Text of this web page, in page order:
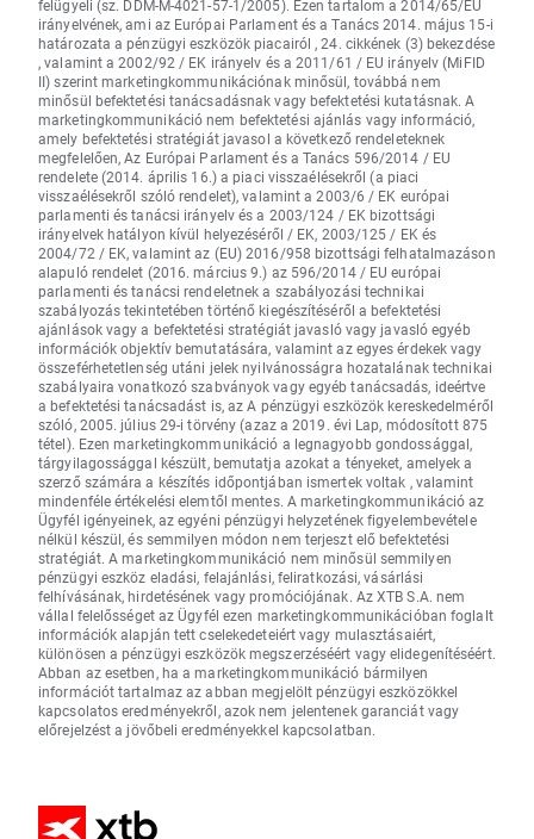
felügyeli (sz. DDM-M-4021-57-1/2005). Ezen tartalom a 2014/65/EU
irányelvének, ami az Európai Parlament és a Tanács 2014. május 15-i
határozata a pénzügyi eszközök piacairól , 24. cikkének (3) bekezdése
, valamint a 2002/92 / EK irányelv és a 2011/61 / EU irányelv (MiFID
II) szerint marketingkommunikációnak minősül, továbbá nem
minősül befektetési tanácsadásnak vagy befektetési kutatásnak. A
marketingkommunikáció nem befektetési ajánlás vagy információ,
amely befektetési stratégiát javasol a következő rendeleteknek
megfelelően, Az Európai Parlament és a Tanács 596/2014 / EU
rendelete (2014. április 16.) a piaci visszaélésekről (a piaci
visszaélésekről szóló rendelet), valamint a 2003/6 / EK európai
parlamenti és tanácsi irányelv és a 2003/124 / EK bizottsági
irányelvek hatályon kívül helyezéséről / EK, 2003/125 / EK és
2004/72 / EK, valamint az (EU) 2016/958 bizottsági felhatalmazáson
alapuló rendelet (2016. március 9.) az 596/2014 / EU európai
parlamenti és tanácsi rendeletnek a szabályozási technikai
szabályozás tekintetében történő kiegészítéséről a befektetési
ajánlások vagy a befektetési stratégiát javasló vagy javasló egyéb
információk objektív bemutatására, valamint az egyes érdekek vagy
összeférhetetlenség utáni jelek nyilvánosságra hozatalának technikai
szabályaira vonatkozó szabványok vagy egyéb tanácsadás, ideértve
a befektetési tanácsadást is, az A pénzügyi eszközök kereskedelméről
szóló, 2005. július 29-i törvény (azaz a 2019. évi Lap, módosított 875
tétel). Ezen marketingkommunikáció a legnagyobb gondossággal,
tárgyilagossággal készült, bemutatja azokat a tényeket, amelyek a
szerző számára a készítés időpontjában ismertek voltak , valamint
mindenféle értékelési elemtől mentes. A marketingkommunikáció az
Ügyfél igényeinek, az egyéni pénzügyi helyzetének figyelembevétele
nélkül készül, és semmilyen módon nem terjeszt elő befektetési
stratégiát. A marketingkommunikáció nem minősül semmilyen
pénzügyi eszköz eladási, felajánlási, feliratkozási, vásárlási
felhívásának, hirdetésének vagy promóciójának. Az XTB S.A. nem
vállal felelősséget az Ügyfél ezen marketingkommunikációban foglalt
információk alapján tett cselekedeteiért vagy mulasztásaiért,
különösen a pénzügyi eszközök megszerzéséért vagy elidegenítéséért.
Abban az esetben, ha a marketingkommunikáció bármilyen
információt tartalmaz az abban megjelölt pénzügyi eszközökkel
kapcsolatos eredményekről, azok nem jelentenek garanciát vagy
előrejelzést a jövőbeli eredményekkel kapcsolatban.